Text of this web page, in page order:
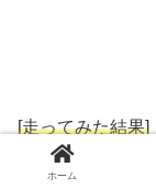
[走ってみた結果]
ホーム